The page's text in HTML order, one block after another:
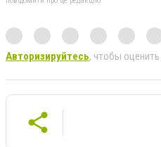
Авторизируйтесь, чтобы оценить